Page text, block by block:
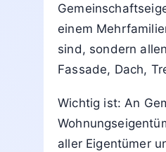
einem
sind, sondern
Fassade, Dach,
Wichtig ist: An
aller Eigentümer